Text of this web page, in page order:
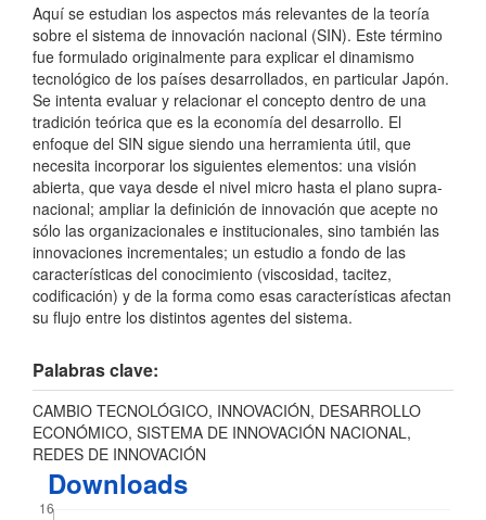
Aquí se estudian los aspectos más relevantes de la teoría
sobre el sistema de innovación nacional (SIN). Este término
fue formulado originalmente para explicar el dinamismo
tecnológico de los países desarrollados, en particular Japón.
Se intenta evaluar y relacionar el concepto dentro de una
tradición teórica que es la economía del desarrollo. El
enfoque del SIN sigue siendo una herramienta útil, que
necesita incorporar los siguientes elementos: una visión
abierta, que vaya desde el nivel micro hasta el plano supra-
nacional; ampliar la definición de innovación que acepte no
sólo las organizacionales e institucionales, sino también las
innovaciones incrementales; un estudio a fondo de las
características del conocimiento (viscosidad, tacitez,
codificación) y de la forma como esas características afectan
su flujo entre los distintos agentes del sistema.
Palabras clave:
CAMBIO TECNOLÓGICO, INNOVACIÓN, DESARROLLO
ECONÓMICO, SISTEMA DE INNOVACIÓN NACIONAL,
REDES DE INNOVACIÓN
Downloads